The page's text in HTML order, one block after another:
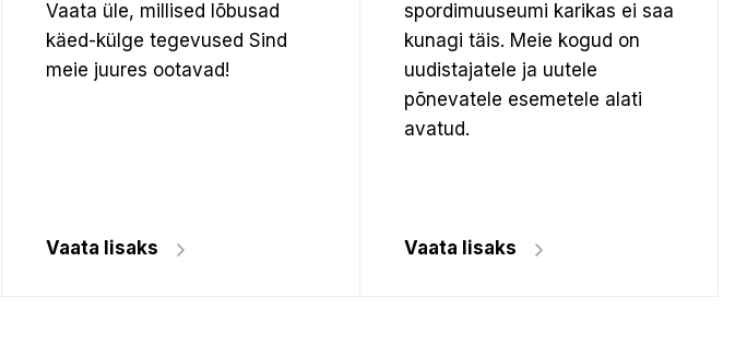
Vaata üle, millised lõbusad
käed-külge tegevused Sind
meie juures ootavad!
Vaata lisaks
spordimuuseumi karikas ei saa
kunagi täis. Meie kogud on
uudistajatele ja uutele
põnevatele esemetele alati
avatud.
Vaata lisaks